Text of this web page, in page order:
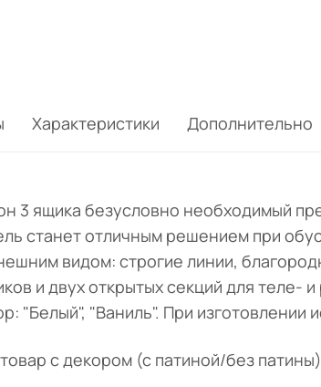
Характеристики Дополнительно
3 ящика безусловно необходимый
станет отличным решением при
видом: строгие линии,
и двух открытых секций для теле-
"Белый", "Ваниль". При изготовлении
с декором (с патиной/без